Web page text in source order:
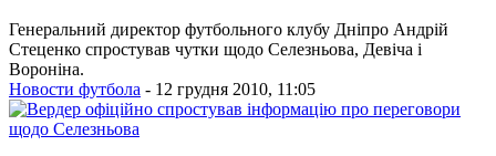
Генеральний директор футбольного клубу Дніпро Андрій
Стеценко спростував чутки щодо Селезньова, Девіча і
Вороніна.
Новости футбола - 12 грудня 2010, 11:05